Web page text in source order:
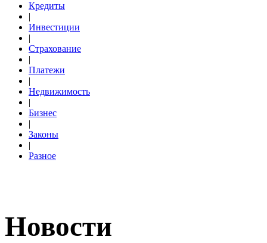
Кредиты
|
Инвестиции
|
Страхование
|
Платежи
|
Недвижимость
|
Бизнес
|
Законы
|
Разное
Новости